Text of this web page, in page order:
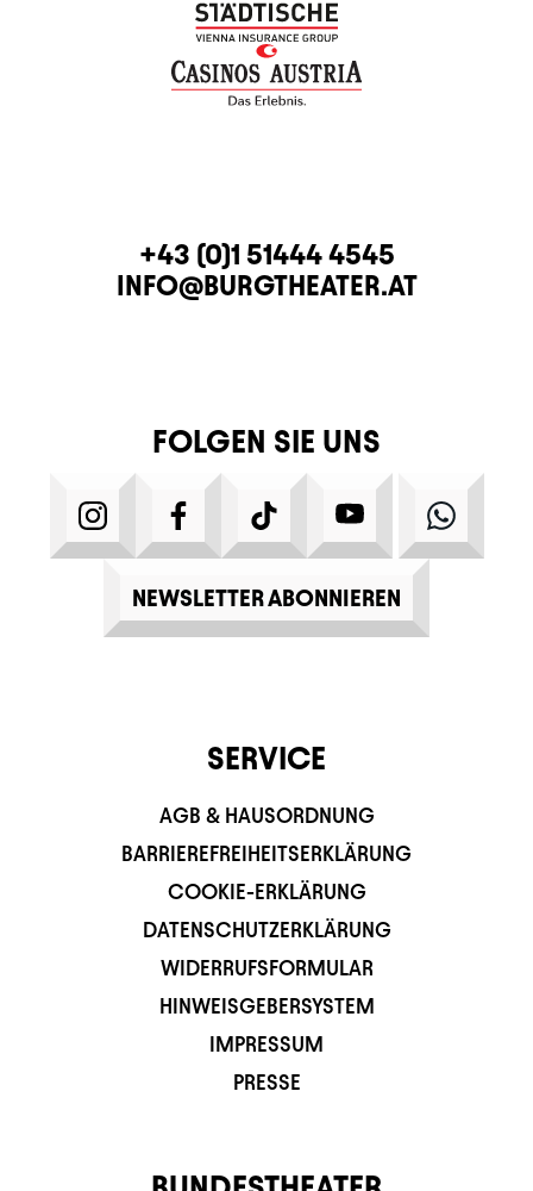
KONTAKTTELEFON
+43 (0)1 51444 4545
E-MAIL
INFO@BURGTHEATER.AT
FOLGEN SIE UNS
INSTAGRAMFACEBOOKTIKTOK YOUTUBE
NEWSLETTER ABONNIEREN
SERVICE
AGB & HAUSORDNUNG
BARRIEREFREIHEITSERKLÄRUNG
COOKIE-ERKLÄRUNG
DATENSCHUTZERKLÄRUNG
WIDERRUFSFORMULAR
HINWEISGEBERSYSTEM
IMPRESSUM
PRESSE